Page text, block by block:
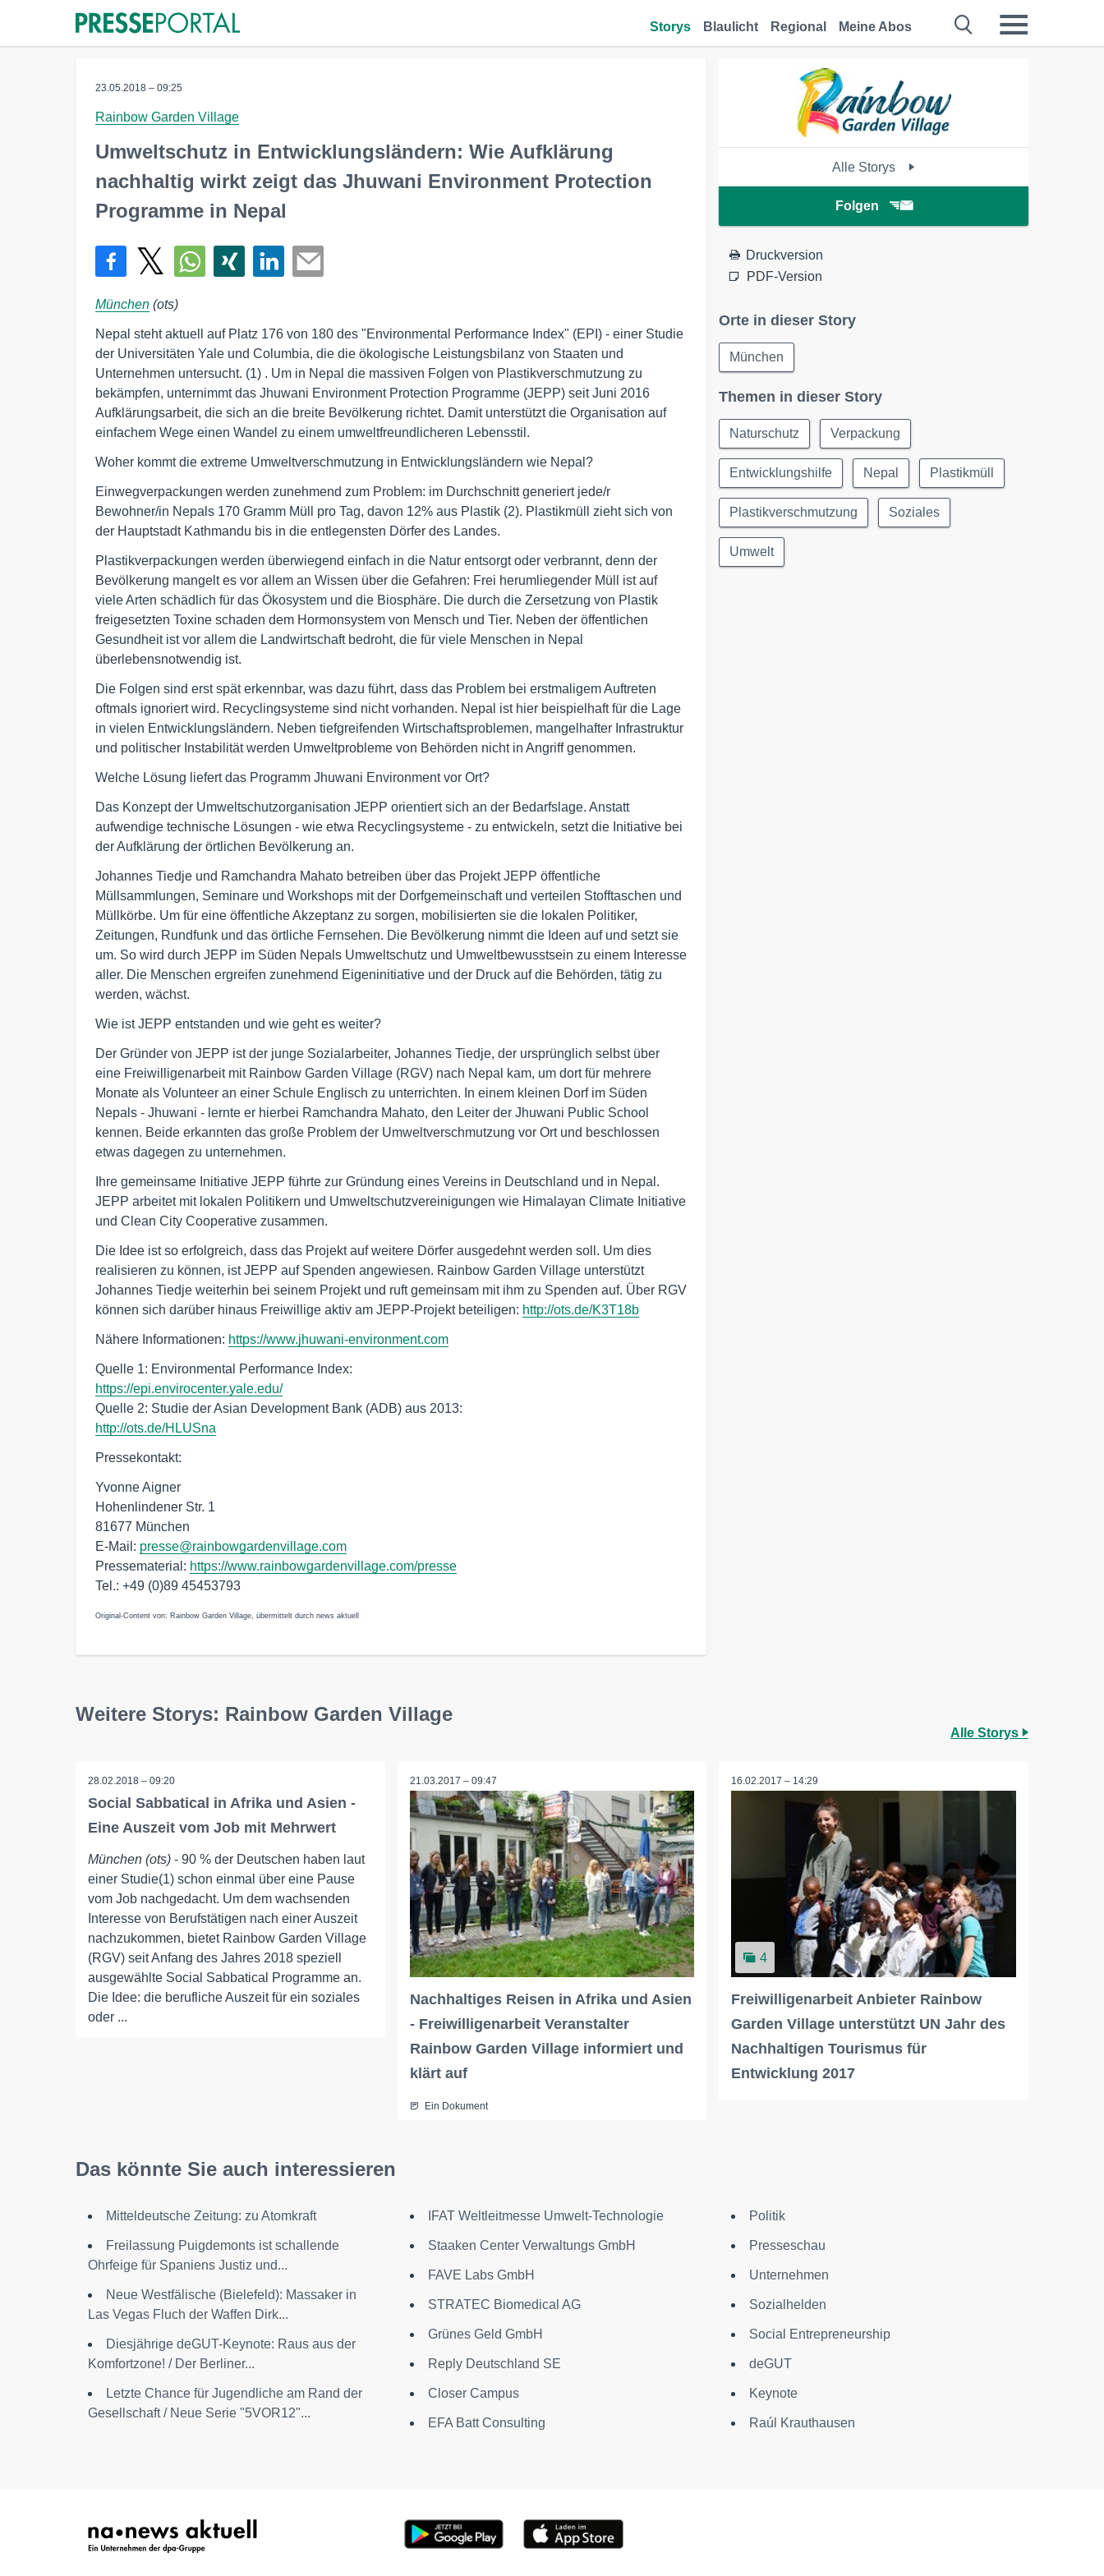
Storys Blaulicht Regional Meine Abos
23.05.2018 – 09:25
Rainbow Garden Village
Umweltschutz in Entwicklungsländern: Wie Aufklärung
nachhaltig wirkt zeigt das Jhuwani Environment Protection
Programme in Nepal
München (ots)
Nepal steht aktuell auf Platz 176 von 180 des "Environmental Performance Index" (EPI) - einer Studie
der Universitäten Yale und Columbia, die die ökologische Leistungsbilanz von Staaten und
Unternehmen untersucht. (1) . Um in Nepal die massiven Folgen von Plastikverschmutzung zu
bekämpfen, unternimmt das Jhuwani Environment Protection Programme (JEPP) seit Juni 2016
Aufklärungsarbeit, die sich an die breite Bevölkerung richtet. Damit unterstützt die Organisation auf
einfachem Wege einen Wandel zu einem umweltfreundlicheren Lebensstil.
Woher kommt die extreme Umweltverschmutzung in Entwicklungsländern wie Nepal?
Einwegverpackungen werden zunehmend zum Problem: im Durchschnitt generiert jede/r
Bewohner/in Nepals 170 Gramm Müll pro Tag, davon 12% aus Plastik (2). Plastikmüll zieht sich von
der Hauptstadt Kathmandu bis in die entlegensten Dörfer des Landes.
Plastikverpackungen werden überwiegend einfach in die Natur entsorgt oder verbrannt, denn der
Bevölkerung mangelt es vor allem an Wissen über die Gefahren: Frei herumliegender Müll ist auf
viele Arten schädlich für das Ökosystem und die Biosphäre. Die durch die Zersetzung von Plastik
freigesetzten Toxine schaden dem Hormonsystem von Mensch und Tier. Neben der öffentlichen
Gesundheit ist vor allem die Landwirtschaft bedroht, die für viele Menschen in Nepal
überlebensnotwendig ist.
Die Folgen sind erst spät erkennbar, was dazu führt, dass das Problem bei erstmaligem Auftreten
oftmals ignoriert wird. Recyclingsysteme sind nicht vorhanden. Nepal ist hier beispielhaft für die Lage
in vielen Entwicklungsländern. Neben tiefgreifenden Wirtschaftsproblemen, mangelhafter Infrastruktur
und politischer Instabilität werden Umweltprobleme von Behörden nicht in Angriff genommen.
Welche Lösung liefert das Programm Jhuwani Environment vor Ort?
Das Konzept der Umweltschutzorganisation JEPP orientiert sich an der Bedarfslage. Anstatt
aufwendige technische Lösungen - wie etwa Recyclingsysteme - zu entwickeln, setzt die Initiative bei
der Aufklärung der örtlichen Bevölkerung an.
Johannes Tiedje und Ramchandra Mahato betreiben über das Projekt JEPP öffentliche
Müllsammlungen, Seminare und Workshops mit der Dorfgemeinschaft und verteilen Stofftaschen und
Müllkörbe. Um für eine öffentliche Akzeptanz zu sorgen, mobilisierten sie die lokalen Politiker,
Zeitungen, Rundfunk und das örtliche Fernsehen. Die Bevölkerung nimmt die Ideen auf und setzt sie
um. So wird durch JEPP im Süden Nepals Umweltschutz und Umweltbewusstsein zu einem Interesse
aller. Die Menschen ergreifen zunehmend Eigeninitiative und der Druck auf die Behörden, tätig zu
werden, wächst.
Wie ist JEPP entstanden und wie geht es weiter?
Der Gründer von JEPP ist der junge Sozialarbeiter, Johannes Tiedje, der ursprünglich selbst über
eine Freiwilligenarbeit mit Rainbow Garden Village (RGV) nach Nepal kam, um dort für mehrere
Monate als Volunteer an einer Schule Englisch zu unterrichten. In einem kleinen Dorf im Süden
Nepals - Jhuwani - lernte er hierbei Ramchandra Mahato, den Leiter der Jhuwani Public School
kennen. Beide erkannten das große Problem der Umweltverschmutzung vor Ort und beschlossen
etwas dagegen zu unternehmen.
Ihre gemeinsame Initiative JEPP führte zur Gründung eines Vereins in Deutschland und in Nepal.
JEPP arbeitet mit lokalen Politikern und Umweltschutzvereinigungen wie Himalayan Climate Initiative
und Clean City Cooperative zusammen.
Die Idee ist so erfolgreich, dass das Projekt auf weitere Dörfer ausgedehnt werden soll. Um dies
realisieren zu können, ist JEPP auf Spenden angewiesen. Rainbow Garden Village unterstützt
Johannes Tiedje weiterhin bei seinem Projekt und ruft gemeinsam mit ihm zu Spenden auf. Über RGV
können sich darüber hinaus Freiwillige aktiv am JEPP-Projekt beteiligen: http://ots.de/K3T18b
Nähere Informationen: https://www.jhuwani-environment.com
https://epi.envirocenter.yale.edu/
http://ots.de/HLUSna
Pressekontakt:
Yvonne Aigner
Hohenlindener Str. 1
81677 München
E-Mail: presse@rainbowgardenvillage.com
Pressematerial: https://www.rainbowgardenvillage.com/presse
Tel.: +49 (0)89 45453793
Original-Content von: Rainbow Garden Village, übermittelt durch news aktuell
Alle Storys
Folgen
Druckversion
PDF-Version
Orte in dieser Story
München
Themen in dieser Story
Naturschutz Verpackung
Entwicklungshilfe Nepal Plastikmüll
Plastikverschmutzung Soziales
Umwelt
Weitere Storys: Rainbow Garden Village
Alle Storys
28.02.2018 – 09:20
Social Sabbatical in Afrika und Asien -
Eine Auszeit vom Job mit Mehrwert
München (ots) - 90 % der Deutschen haben laut
einer Studie(1) schon einmal über eine Pause
vom Job nachgedacht. Um dem wachsenden
Interesse von Berufstätigen nach einer Auszeit
nachzukommen, bietet Rainbow Garden Village
(RGV) seit Anfang des Jahres 2018 speziell
ausgewählte Social Sabbatical Programme an.
Die Idee: die berufliche Auszeit für ein soziales
oder ...
21.03.2017 – 09:47
Nachhaltiges Reisen in Afrika und Asien
- Freiwilligenarbeit Veranstalter
Rainbow Garden Village informiert und
klärt auf
Ein Dokument
16.02.2017 – 14:29
4
Freiwilligenarbeit Anbieter Rainbow
Garden Village unterstützt UN Jahr des
Nachhaltigen Tourismus für
Entwicklung 2017
Das könnte Sie auch interessieren
Mitteldeutsche Zeitung: zu Atomkraft
Freilassung Puigdemonts ist schallende
Ohrfeige für Spaniens Justiz und...
Neue Westfälische (Bielefeld): Massaker in
Las Vegas Fluch der Waffen Dirk...
Diesjährige deGUT-Keynote: Raus aus der
Komfortzone! / Der Berliner...
Letzte Chance für Jugendliche am Rand der
Gesellschaft / Neue Serie "5VOR12"...
IFAT Weltleitmesse Umwelt-Technologie
Staaken Center Verwaltungs GmbH
FAVE Labs GmbH
STRATEC Biomedical AG
Grünes Geld GmbH
Reply Deutschland SE
Closer Campus
EFA Batt Consulting
Politik
Presseschau
Unternehmen
Sozialhelden
Social Entrepreneurship
deGUT
Keynote
Raúl Krauthausen